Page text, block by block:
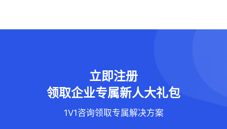
立即注册
领取企业专属新人大礼包
1V1咨询领取专属解决方案